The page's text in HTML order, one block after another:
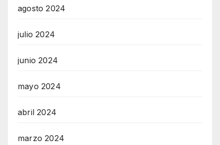
agosto 2024
julio 2024
junio 2024
mayo 2024
abril 2024
marzo 2024